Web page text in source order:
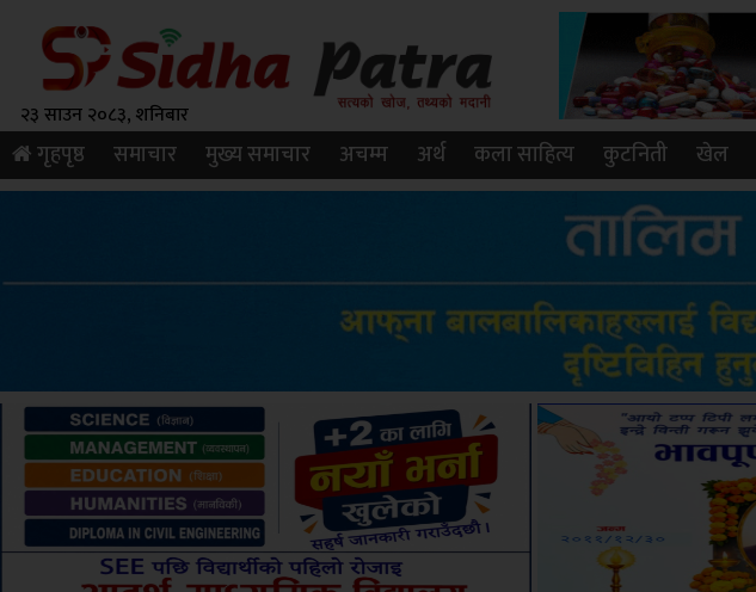
२३ साउन २०८३, शनिबार
गृहपृष्ठ समाचार मुख्य समाचार अचम्म अर्थ कला साहित्य कुटनिती खेल